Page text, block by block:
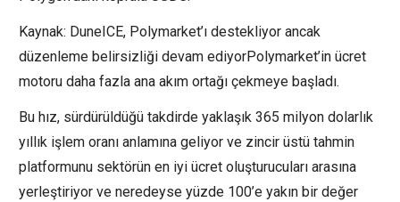
Kaynak: DuneICE, Polymarket’ı destekliyor ancak
düzenleme belirsizliği devam ediyorPolymarket’in ücret
motoru daha fazla ana akım ortağı çekmeye başladı.
Bu hız, sürdürüldüğü takdirde yaklaşık 365 milyon dolarlık
yıllık işlem oranı anlamına geliyor ve zincir üstü tahmin
platformunu sektörün en iyi ücret oluşturucuları arasına
yerleştiriyor ve neredeyse yüzde 100’e yakın bir değer